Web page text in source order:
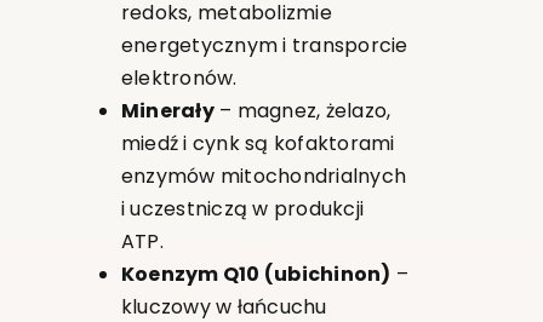
redoks, metabolizmie
energetycznym i transporcie
elektronów.
Minerały– magnez, żelazo,
miedź i cynk są kofaktorami
enzymów mitochondrialnych
i uczestniczą w produkcji
ATP.
Koenzym Q10 (ubichinon) –
kluczowy w łańcuchu